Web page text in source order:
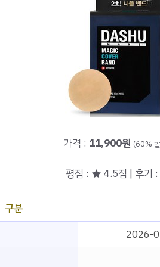
가격 : 11,900원 (60%
평점 : ★ 4.5점 | 후기 :
구분
2026-